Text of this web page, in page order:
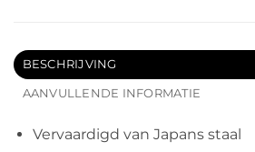
BESCHRIJVING
AANVULLENDE INFORMATIE
Vervaardigd van Japans staal